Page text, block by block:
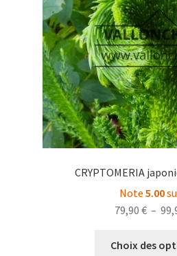
CRYPTOMERIA
Note 5.00
79,90 € –
Choix des